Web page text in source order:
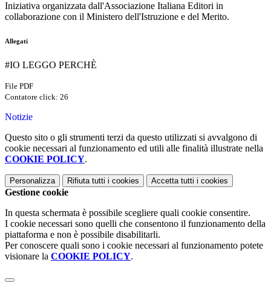
Iniziativa organizzata dall'Associazione Italiana Editori in
collaborazione con il Ministero dell'Istruzione e del Merito.
Allegati
#IO LEGGO PERCHÈ
File PDF
Contatore click: 26
Notizie
Questo sito o gli strumenti terzi da questo utilizzati si avvalgono di
cookie necessari al funzionamento ed utili alle finalità illustrate nella
COOKIE POLICY.
Personalizza Rifiuta tutti i cookies Accetta tutti i cookies
Gestione cookie
In questa schermata è possibile scegliere quali cookie consentire.
I cookie necessari sono quelli che consentono il funzionamento della
piattaforma e non è possibile disabilitarli.
Per conoscere quali sono i cookie necessari al funzionamento potete
visionare la COOKIE POLICY.